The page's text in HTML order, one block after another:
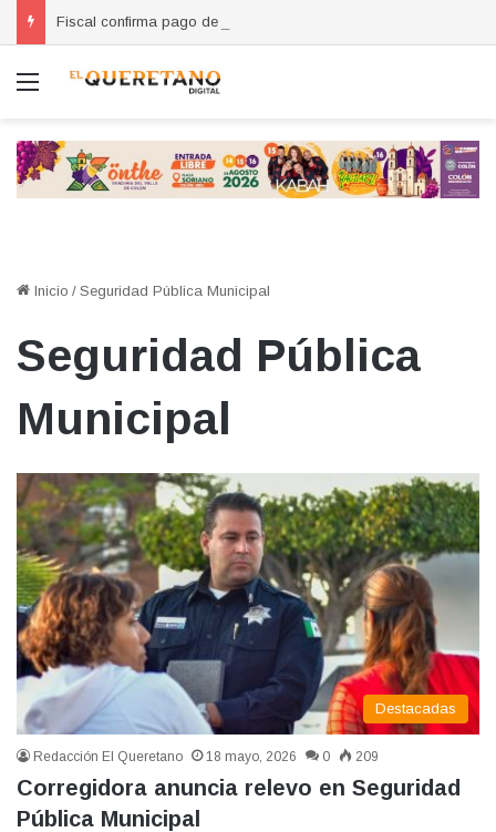
Menú
Inicio / Seguridad Pública Municipal
Seguridad Pública
Municipal
Destacadas
Redacción El Queretano 18 mayo, 2026 0 209
Corregidora anuncia relevo en Seguridad
Pública Municipal